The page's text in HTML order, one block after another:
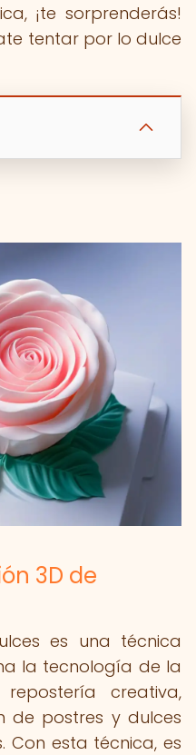
¡te sorprenderás!
tentar por lo dulce
3D de
es una técnica
la tecnología de la
creativa,
de postres y dulces
Con esta técnica, es